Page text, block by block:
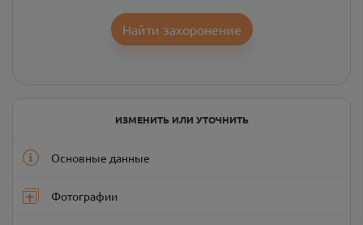
Найти захоронение
ИЗМЕНИТЬ ИЛИ УТОЧНИТЬ
Основные данные
Фотографии